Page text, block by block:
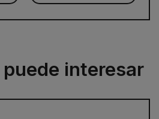
interesar